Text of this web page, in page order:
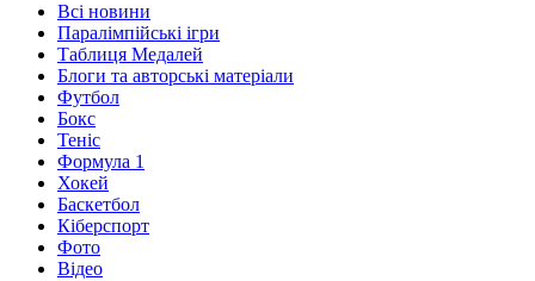
Всі новини
Паралімпійські ігри
Таблиця Медалей
Блоги та авторські матеріали
Футбол
Бокс
Теніс
Формула 1
Хокей
Баскетбол
Кіберспорт
Фото
Відео